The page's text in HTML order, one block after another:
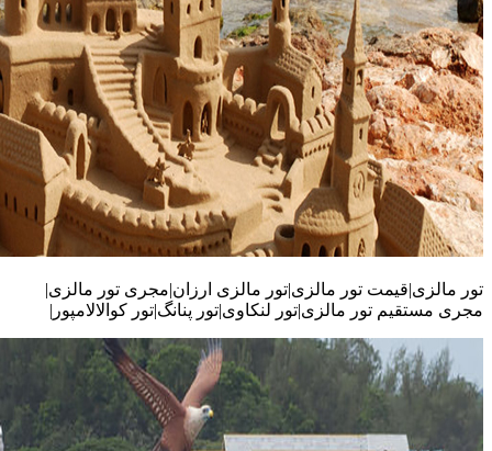
تور مالزی|قیمت تور مالزی|تور مالزی ارزان|مجری تور مالزی|
مجری مستقیم تور مالزی|تور لنکاوی|تور پنانگ|تور کوالالامپور|